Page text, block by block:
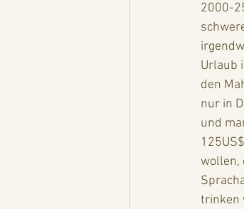
2000-
Urlaub
den
nur in
und
wollen,
trinken